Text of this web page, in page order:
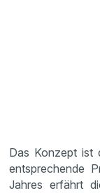
Das Konzept ist
entsprechende
Jahres erfährt